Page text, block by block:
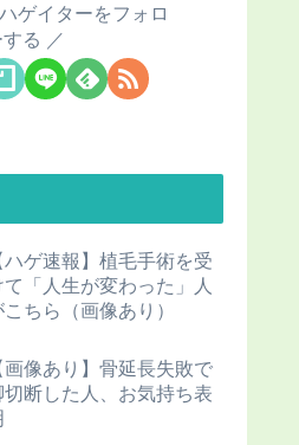
ゲイターをフォロ
する
ハゲ速報】植毛手術を受
て「人生が変わった」人
こちら（画像あり）
画像あり】骨延長失敗で
切断した人、お気持ち表